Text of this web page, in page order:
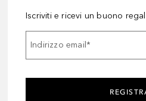
Iscriviti e ricevi un buono
Indirizzo email*